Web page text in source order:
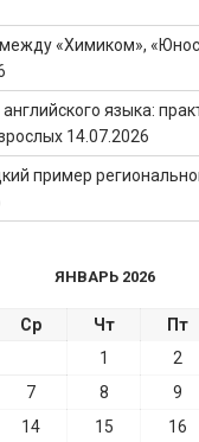
«Химиком»,
языка:
14.07.2026
пример
ЯНВАРЬ 2026
Ср Чт Пт
1
2
7 8 9
14 15 16